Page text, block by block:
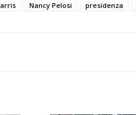
Nancy Pelosi presidenza